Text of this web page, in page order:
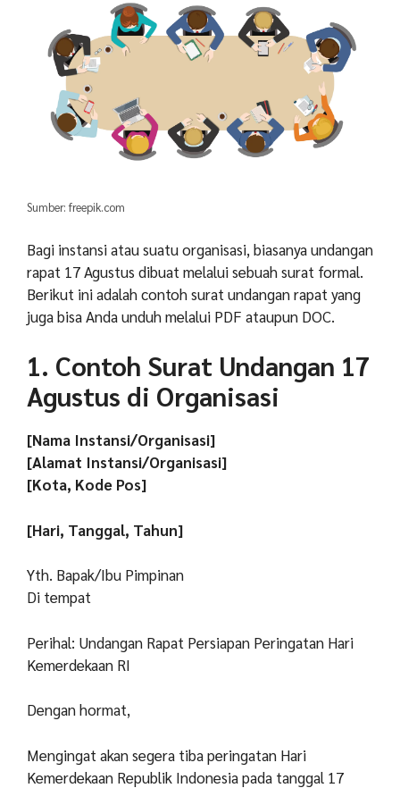
Sumber: freepik.com
Bagi instansi atau suatu organisasi, biasanya undangan
rapat 17 Agustus dibuat melalui sebuah surat formal.
Berikut ini adalah contoh surat undangan rapat yang
juga bisa Anda unduh melalui PDF ataupun DOC.
1. Contoh Surat Undangan 17
Agustus di Organisasi
[Nama Instansi/Organisasi]
[Alamat Instansi/Organisasi]
[Kota, Kode Pos]
[Hari, Tanggal, Tahun]
Yth. Bapak/Ibu Pimpinan
Di tempat
Perihal: Undangan Rapat Persiapan Peringatan Hari
Kemerdekaan RI
Dengan hormat,
Mengingat akan segera tiba peringatan Hari
Kemerdekaan Republik Indonesia pada tanggal 17